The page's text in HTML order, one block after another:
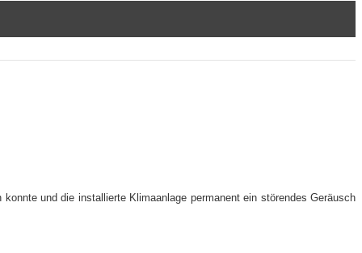
und die installierte Klimaanlage permanent ein störendes Geräusch